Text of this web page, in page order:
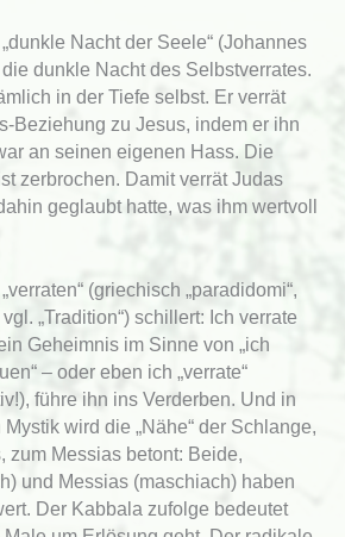
Nacht der Seele“ (Johannes
dunkle Nacht des Selbstverrates.
in der Tiefe selbst. Er verrät
Beziehung zu Jesus, indem er ihn
an seinen eigenen Hass. Die
zerbrochen. Damit verrät Judas
geglaubt hatte, was ihm wertvoll
(griechisch „paradidomi“,
vgl. „Tradition“) schillert: Ich verrate
Geheimnis im Sinne von „ich
– oder eben ich „verrate“
führe ihn ins Verderben. Und in
wird die „Nähe“ der Schlange,
zum Messias betont: Beide,
und Messias (maschiach) haben
Der Kabbala zufolge bedeutet